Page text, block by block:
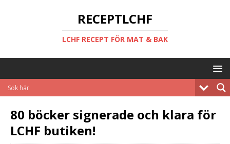
RECEPTLCHF
LCHF RECEPT FÖR MAT & BAK
80 böcker signerade och klara för
LCHF butiken!